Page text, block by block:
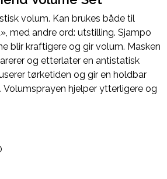
volum. Kan brukes både til
med andre ord: utstilling. Sjampo
blir kraftigere og gir volum. Masken
og etterlater en antistatisk
tørketiden og gir en holdbar
Volumsprayen hjelper ytterligere og